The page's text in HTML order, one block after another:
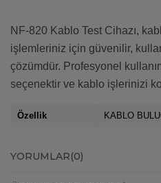
NF-820 Kablo Test Cihazı,
işlemleriniz için güvenilir,
çözümdür. Profesyonel
seçenektir ve kablo işlerinizi
Özellik KABLO
YORUMLAR(0)